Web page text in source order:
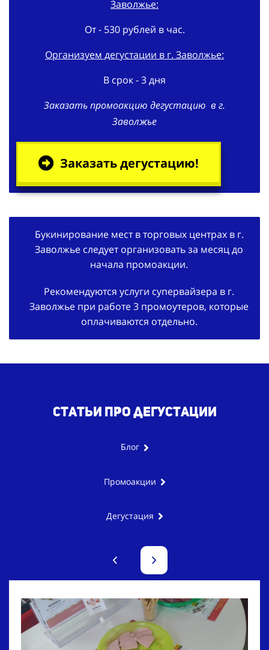
Заволжье:
От - 530 рублей в час.
Организуем дегустации в г. Заволжье:
В срок - 3 дня
Заказать промоакцию дегустацию в г.
Заволжье
Заказать дегустацию!
Букинирование мест в торговых центрах в г.
Заволжье следует организовать за месяц до
начала промоакции.
Рекомендуются услуги супервайзера в г.
Заволжье при работе 3 промоутеров, которые
оплачиваются отдельно.
Статьи про дегустации
Блог
Промоакции
Дегустация